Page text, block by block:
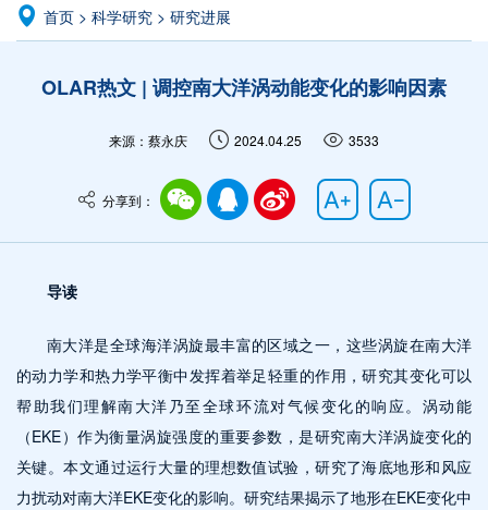
首页 > 科学研究 > 研究进展
OLAR热文 | 调控南大洋涡动能变化的影响因素
来源：蔡永庆 2024.04.25 3533
分享到：
导读
南大洋是全球海洋涡旋最丰富的区域之一，这些涡旋在南大洋
的动力学和热力学平衡中发挥着举足轻重的作用，研究其变化可以
帮助我们理解南大洋乃至全球环流对气候变化的响应。涡动能
（EKE）作为衡量涡旋强度的重要参数，是研究南大洋涡旋变化的
关键。本文通过运行大量的理想数值试验，研究了海底地形和风应
力扰动对南大洋EKE变化的影响。研究结果揭示了地形在EKE变化中